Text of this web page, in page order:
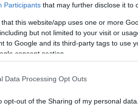
Participants that may further disclose it to
that this website/app uses one or more
but not limited to your visit or
to Google and its third-party tags to use
consent section.
Data Processing Opt Outs
opt-out of the Sharing of my personal data.